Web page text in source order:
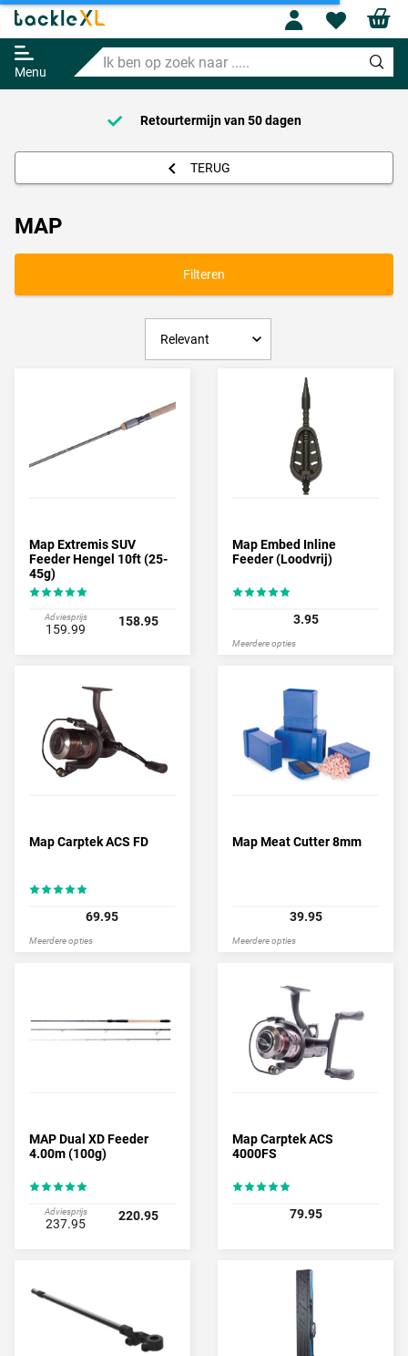
Menu
Ik
ben
op
naar
Profile
Voor 21:00 Besteld = Morgen in huis!*
TERUG
MAP
Filteren
Map Extremis SUV
Feeder Hengel 10ft (25-
45g)
Adviesprijs
159.99
158.95
Map Embed Inline
Feeder (Loodvrij)
3.95
Meerdere opties
Map Carptek ACS FD
69.95
Meerdere opties
Map Meat Cutter 8mm
39.95
Meerdere opties
MAP Dual XD Feeder
4.00m (100g)
Adviesprijs
237.95
220.95
Map Carptek ACS
4000FS
79.95